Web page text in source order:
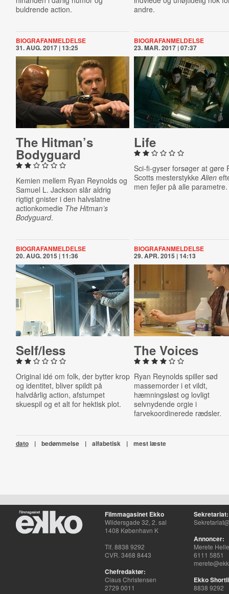
buldrende action.
andre.
BIOGRAFANMELDELSE
31. AUG. 2017 | 13:25
The Hitman’s
Bodyguard
Kemien mellem Ryan Reynolds og
Samuel L. Jackson slår aldrig
rigtigt gnister i den halvslatne
actionkomedie The Hitman’s
Bodyguard.
BIOGRAFANMELDELSE
23. MAR. 2017 | 07:37
Life
Sci-fi-gyser forsøger at gøre
Scotts mesterstykkeAlien
men fejler på alle parametre.
BIOGRAFANMELDELSE
20. AUG. 2015 | 11:36
Self/less
Original idé om folk, der bytter krop
og identitet, bliver spildt på
halvdårlig action, afstumpet
skuespil og et alt for hektisk plot.
BIOGRAFANMELDELSE
29. APR. 2015 | 14:13
The Voices
Ryan Reynolds spiller sød
massemorder i et vildt,
hæmningsløst og lovligt
selvnydende orgie i
farvekoordinerede rædsler.
dato | bedømmelse | alfabetisk | mest læste
Filmmagasinet Ekko
Wildersgade 32, 2. sal
1408 København K
Tlf. 8838 9292
CVR. 3468 8443
Chefredaktør:
Claus Christensen
2729 0011
Sekretariat:
Annoncer:
Merete
6111 5851
Ekko
8838 9292